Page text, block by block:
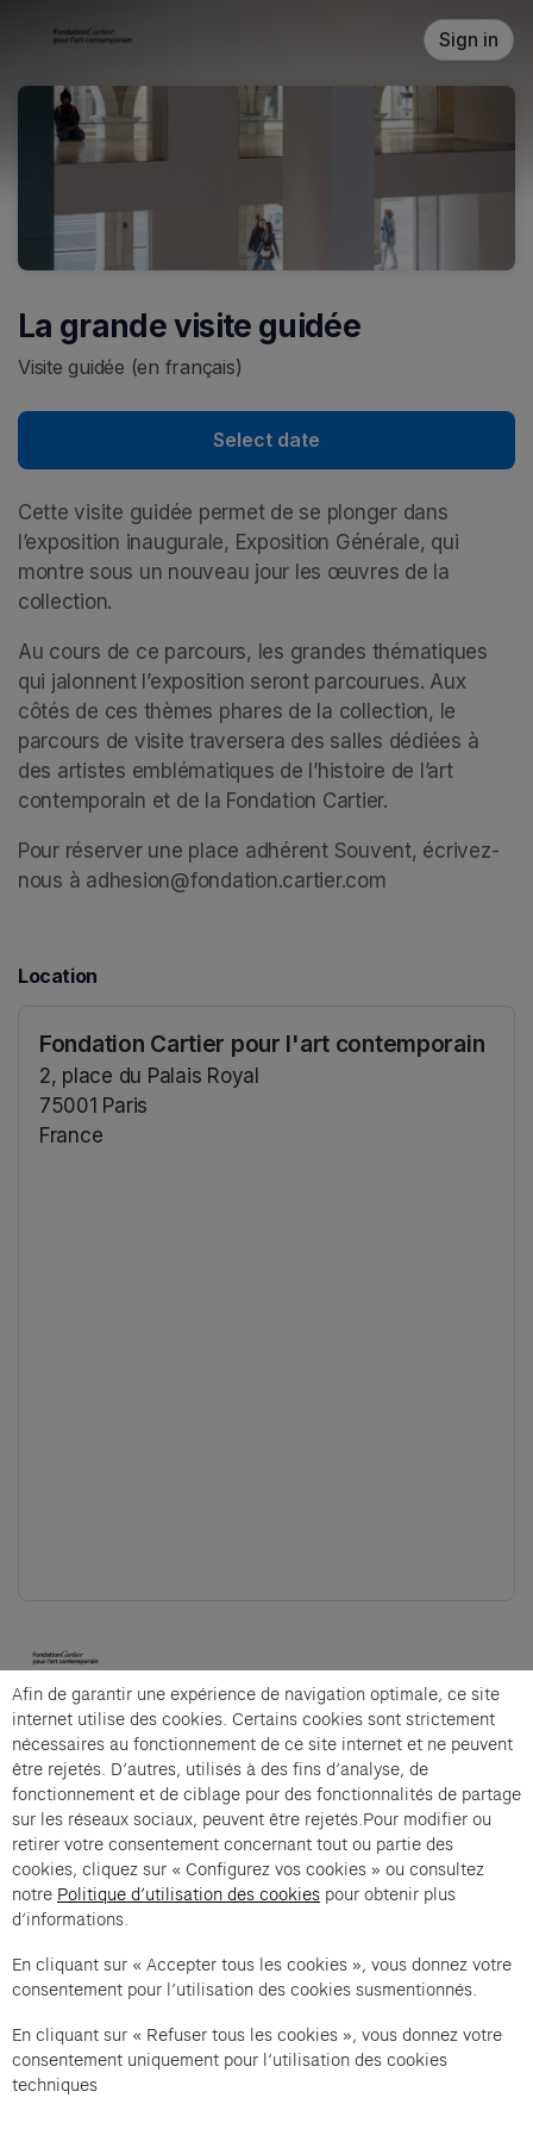
Sign in
La grande visite guidée
Visite guidée (en français)
Select date
Cette visite guidée permet de se plonger dans
l’exposition inaugurale, Exposition Générale, qui
montre sous un nouveau jour les œuvres de la
collection.
Au cours de ce parcours, les grandes thématiques
qui jalonnent l’exposition seront parcourues. Aux
côtés de ces thèmes phares de la collection, le
parcours de visite traversera des salles dédiées à
des artistes emblématiques de l’histoire de l’art
contemporain et de la Fondation Cartier.
Pour réserver une place adhérent Souvent, écrivez-
nous à adhesion@fondation.cartier.com
Location
Fondation Cartier pour l'art contemporain
2, place du Palais Royal
75001 Paris
France
Cartier et Compagnie
La grande visite guidée is an offer from Cartier et
Compagnie .
Imprint of the organizer(opens in a new tab)
Data privacy of the organizer(opens in
General terms and conditions of the organizer
Cookie settings (opens in a new tab)
Data privacy policy (opens in a new tab)
Accessibility
Support(opens in a new tab)
Afin de garantir une expérience de navigation optimale, ce site
internet utilise des cookies. Certains cookies sont strictement
nécessaires au fonctionnement de ce site internet et ne peuvent
être rejetés. D’autres, utilisés à des fins d’analyse, de
fonctionnement et de ciblage pour des fonctionnalités de partage
sur les réseaux sociaux, peuvent être rejetés.Pour modifier ou
retirer votre consentement concernant tout ou partie des
cookies, cliquez sur « Configurez vos cookies » ou consultez
notre Politique d’utilisation des cookies pour obtenir plus
d’informations.
En cliquant sur « Accepter tous les cookies », vous donnez votre
consentement pour l’utilisation des cookies susmentionnés.
En cliquant sur « Refuser tous les cookies », vous donnez votre
consentement uniquement pour l’utilisation des cookies
techniques